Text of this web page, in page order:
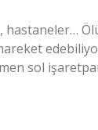
hastaneler…
sol